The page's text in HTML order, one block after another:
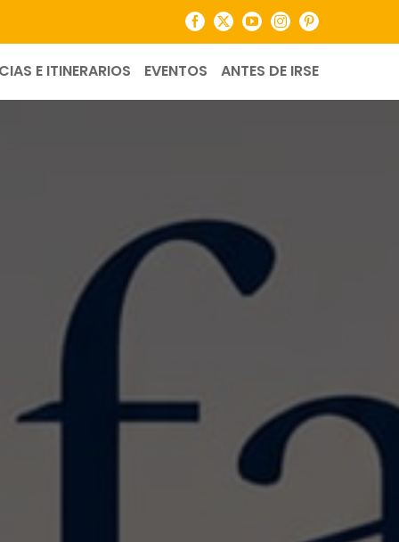
Facebook
X YouTubeInstagramPinterest
E ITINERARIOS EVENTOS ANTES DE IRSE